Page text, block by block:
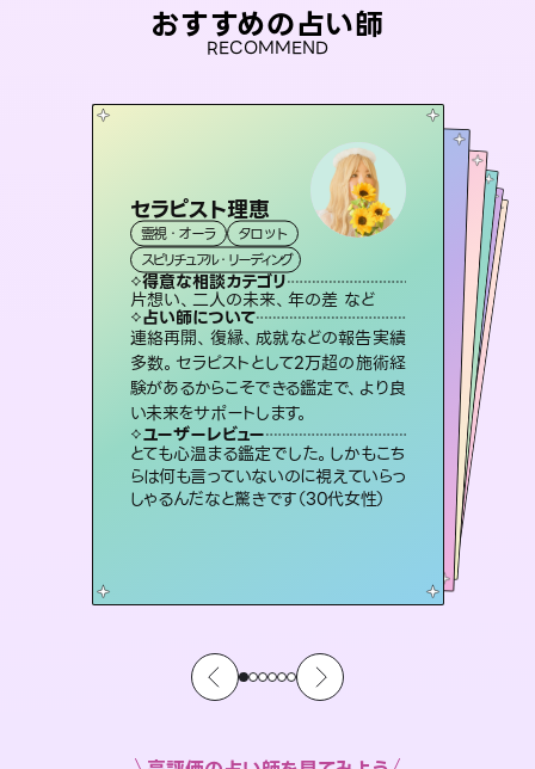
おすすめの占い師
RECOMMEND
セラピスト理恵
霊視・オーラ
タロット
スピリチュアル・リーディング
得意な相談カテゴリ
片想い、二人の未来、年の差 など
占い師について
連絡再開、復縁、成就などの報告実績
多数。セラピストとして2万超の施術経
験があるからこそできる鑑定で、より良
い未来をサポートします。
ユーザーレビュー
とても心温まる鑑定でした。しかもこち
らは何も言っていないのに視えていらっ
しゃるんだなと驚きです（30代女性）
未来視師＊花
霊視・オーラ 心理学
スピリチュアル・リーディング
得意な相談カテゴリ
出逢い、片想い、復縁 など
占い師について
未来には何パターンもの選択肢があり
ます。不安で視えにくくなっているあな
たの素敵な未来を見つけ、その未来を
選択できるようアドバイスします。
ユーザーレビュー
職場の人の性質や人間関係、本心など
本当によく視えていてびっくり。対策が
打てて前向きになれます（40代）
桃源珠羽（とうげんみう）
霊視・オーラ
スピリチュアル・リーディング
得意な相談カテゴリ
片想い、あの人の気持ち、復縁 など
占い師について
恋愛のお悩みの中でも特に「曖昧な関
係」の相談を得意としており、友達以上
恋人未満なお相手との今後や本音を丁
寧に読み解き恋愛成就へと導きます。
ユーザーレビュー
鑑定していただいてアドバイス通りに行
動すると仲が復活してきました。ありが
とうございました（40代 女性）
彗望（すいぼう
霊視・オーラ
スピリチュアル・リーディング
得意な相談カテゴリ
片想い、あの人の気持ち、復縁 など
占い師について
3,700年以上の歴史を持つ東洋最古の占術「易占」で詳細まで占い、幸せへ向かう道筋を示します。厳しい結果にも具体的な対策をお伝えします。
ユーザーレビュー
複雑な背景もしっかり聞いて鑑定して
いただけました。気持ちが楽になりまし
た（50代 女性）
アイリス -iris-
西洋占星術
ルーン
得意な相談カテゴリ
恋愛総合、片想い、二人の未来 など
占い師について
復縁、恋愛、不倫の行方、同性愛や片
思い、仕事関係や借金問題まで知りた
いことや心の負担になっていることを
紐解き、背中をそっと押して導きます。
ユーザーレビュー
安心感のあり、言い切ってくれる所や濁
さない鑑定のおかげで、毎回自分の気
持ちを整えられます（30代 男性）
おう 霊感オラクル
霊視・オーラ
オラクルカード
得意な相談カテゴリ
恋愛総合、あの人の気持ち など
占い師について
霊視×オラクルカードを使って「今」と
「未来」そして「気になるあの人の気持
ち」まで丁寧に読み解き、恋や人生のヒ
ントを優しく引き出します。
ユーザーレビュー
不安な気持ちが嘘みたいに晴れまし
た…！よく視えていらっしゃるんだなと
感じました（40代 女性）